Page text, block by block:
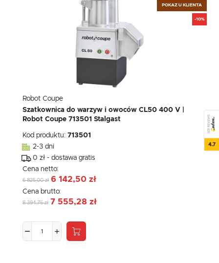
POKAZ U KLIENTA
-10%
Robot Coupe
Szatkownica do warzyw i owoców CL50 400 V |
Robot Coupe 713501 Stalgast
Kod produktu: 713501
2-3 dni
0 zł - dostawa gratis
Cena netto:
6 825,00 zł 6 142,50 zł
Cena brutto:
8 394,75 zł 7 555,28 zł
SEE REVIEWS
4.7